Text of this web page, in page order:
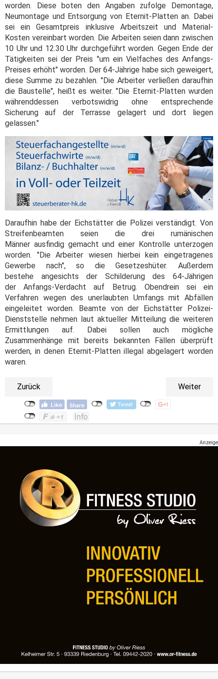
worden. Diese boten den Angaben zufolge Demontage,
Neumontage und Entsorgung von Eternit-Platten an. Dabei
sei ein Gesamtpreis inklusive Arbeitszeit und Material-
Kosten vereinbart worden. Die Arbeiten seien dann zwischen
10 Uhr und 12.30 Uhr durchgeführt worden. Gegen Ende der
Tätigkeiten sei der Preis "um ein Vielfaches des Anfangs-
Preises erhöht" worden. Der 64-Jährige habe sich geweigert,
diese Summe zu bezahlen. "Die Arbeiter verließen daraufhin
die Baustelle", heißt es weiter. "Die Eternit-Platten wurden
währenddessen verbotswidrig ohne entsprechende
Sicherung auf der Terrasse gelagert und dort liegen
gelassen."
Daraufhin habe der Eichstätter die Polizei verständigt. Von
Streifenbeamten seien die drei rumänischen
Männer ausfindig gemacht und einer Kontrolle unterzogen
worden. "Die Arbeiter wiesen hierbei kein eingetragenes
Gewerbe nach", so die Gesetzeshüter. Außerdem
bestehe angesichts der Schilderung des 64-Jährigen
der Anfangs-Verdacht auf Betrug. Obendrein sei ein
Verfahren wegen des unerlaubten Umfangs mit Abfällen
eingeleitet worden. Beamte von der Eichstätter Polizei-
Dienststelle nehmen laut aktueller Mitteilung die weiteren
Ermittlungen auf. Dabei sollen auch mögliche
Zusammenhänge mit bereits bekannten Fällen überprüft
werden, in denen Eternit-Platten illegal abgelagert worden
waren.
Zurück Weiter
Anzeige